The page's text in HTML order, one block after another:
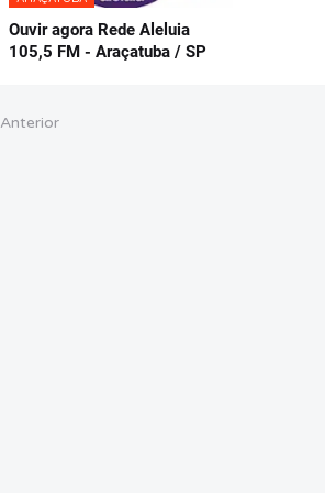
Ouvir agora Rede Aleluia
105,5 FM - Araçatuba / SP
Anterior